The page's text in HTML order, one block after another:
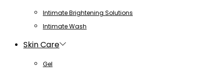
Intimate Brightening Solutions
Intimate Wash
Skin Care
Gel